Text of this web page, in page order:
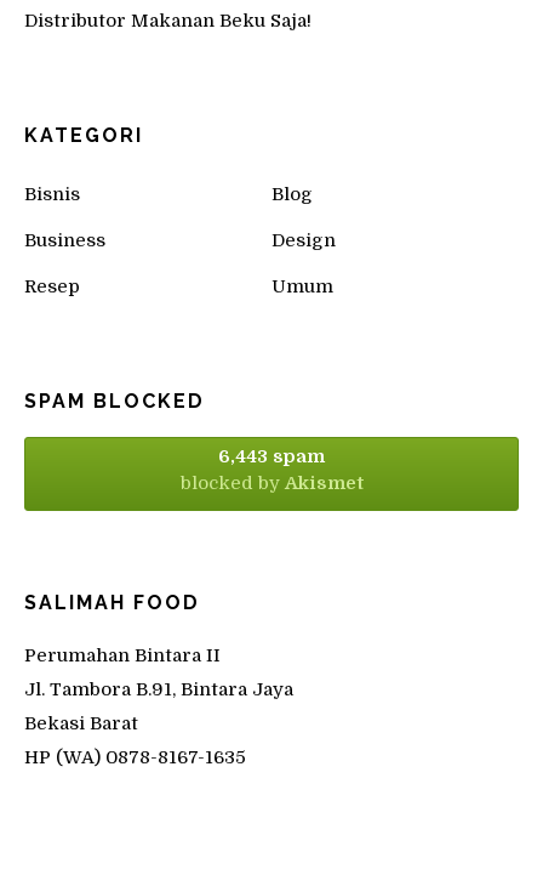
Distributor Makanan Beku Saja!
KATEGORI
Bisnis Blog
Business Design
Resep Umum
SPAM BLOCKED
6,443 spam
blocked by Akismet
SALIMAH FOOD
Perumahan Bintara II
Jl. Tambora B.91, Bintara Jaya
Bekasi Barat
HP (WA) 0878-8167-1635